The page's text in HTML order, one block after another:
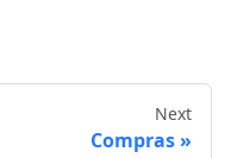
Next
Compras